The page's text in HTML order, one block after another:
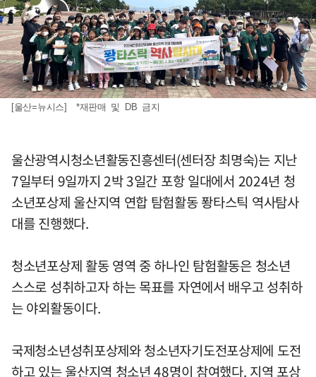
[울산=뉴시스] *재판매 및 DB 금지
울산광역시청소년활동진흥센터(센터장 최명숙)는 지난
7일부터 9일까지 2박 3일간 포항 일대에서 2024년 청
소년포상제 울산지역 연합 탐험활동 퐝타스틱 역사탐사
대를 진행했다.
청소년포상제 활동 영역 중 하나인 탐험활동은 청소년
스스로 성취하고자 하는 목표를 자연에서 배우고 성취하
는 야외활동이다.
국제청소년성취포상제와 청소년자기도전포상제에 도전
하고 있는 울산지역 청소년 48명이 참여했다. 지역 포상